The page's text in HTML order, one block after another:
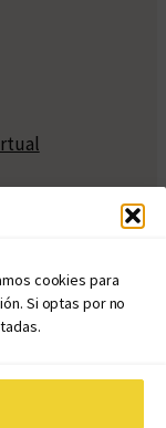
cookies para
Si optas por no